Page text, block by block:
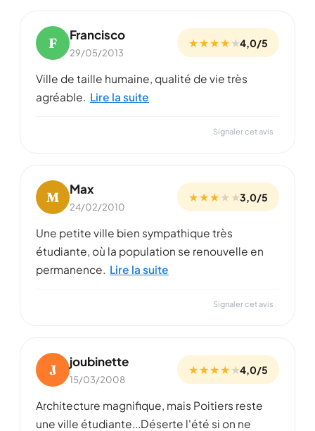
F Francisco
29/05/2013
★ ★ ★ ★★4,0/5
Ville de taille humaine, qualité de vie très
agréable. Lire la suite
Signaler cet avis
M Max
24/02/2010
★ ★ ★★ ★3,0/5
Une petite ville bien sympathique très
étudiante, où la population se renouvelle en
permanence. Lire la suite
Signaler cet avis
J joubinette
15/03/2008
★ ★ ★ ★★4,0/5
Architecture magnifique, mais Poitiers reste
une ville étudiante...Déserte l'été si on ne